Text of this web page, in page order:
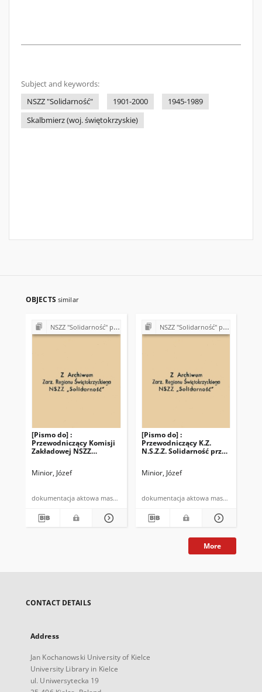
Subject and keywords:
NSZZ "Solidarność"
1901-2000
1945-1989
Skalbmierz (woj. świętokrzyskie)
OBJECTS similar
NSZZ "Solidarność" przy Państwowym Ośrodku Maszynowym w Topoli
[Pismo do] :
Przewodniczący Komisji
Zakładowej NSZZ
Zakładowej Pracowników
Minior, Józef
dokumentacja aktowa maszynopis
NSZZ "Solidarność" przy Państwowym Ośrodku Maszynowym w Topoli
[Pismo do] :
Przewodniczący K.Z.
N.S.Z.Z. Solidarność przy
Minior, Józef
dokumentacja aktowa maszynopis
More
CONTACT DETAILS
Address
Jan Kochanowski University of Kielce
University Library in Kielce
ul. Uniwersytecka 19